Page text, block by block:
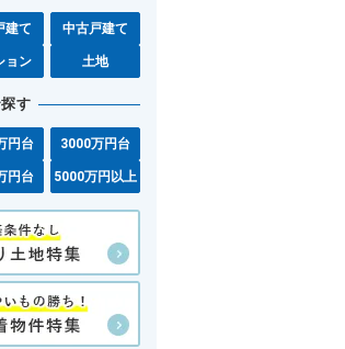
建て 中古戸建て
ョン 土地
す
円台 3000万円台
円台 5000万円以上